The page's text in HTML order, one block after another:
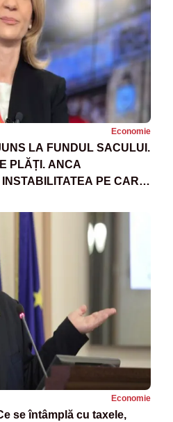
Economie
LA FUNDUL SACULUI.
PLĂȚI. ANCA
PE CARE
Economie
se întâmplă cu taxele,